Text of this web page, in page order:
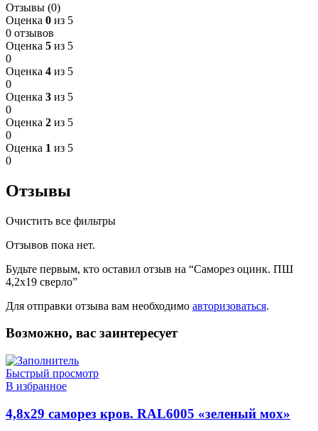
Отзывы (0)
Оценка 0 из 5
0 отзывов
Оценка 5 из 5
0
Оценка 4 из 5
0
Оценка 3 из 5
0
Оценка 2 из 5
0
Оценка 1 из 5
0
Отзывы
Очистить все фильтры
Отзывов пока нет.
Будьте первым, кто оставил отзыв на “Саморез оцинк. ПШ
4,2х19 сверло”
Для отправки отзыва вам необходимо авторизоваться.
Возможно, вас заинтересует
Быстрый просмотр
В избранное
4,8х29 саморез кров. RAL6005 «зеленый мох»